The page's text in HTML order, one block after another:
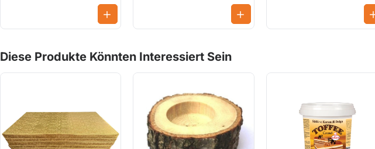
Diese Produkte Könnten Interessiert Sein